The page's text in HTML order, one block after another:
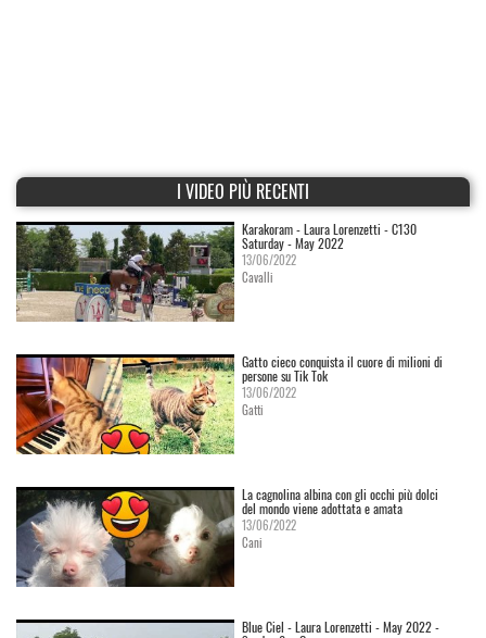
I VIDEO PIÙ RECENTI
Karakoram - Laura Lorenzetti - C130
Saturday - May 2022
13/06/2022
Cavalli
Gatto cieco conquista il cuore di milioni di
persone su Tik Tok
13/06/2022
Gatti
La cagnolina albina con gli occhi più dolci
del mondo viene adottata e amata
13/06/2022
Cani
Blue Ciel - Laura Lorenzetti - May 2022 -